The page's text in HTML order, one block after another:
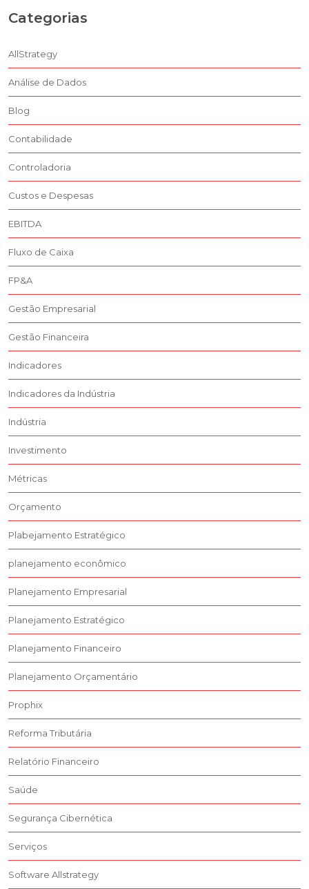
Categorias
AllStrategy
Análise de Dados
Blog
Contabilidade
Controladoria
Custos e Despesas
EBITDA
Fluxo de Caixa
FP&A
Gestão Empresarial
Gestão Financeira
Indicadores
Indicadores da Indústria
Indústria
Investimento
Métricas
Orçamento
Plabejamento Estratégico
planejamento econômico
Planejamento Empresarial
Planejamento Estratégico
Planejamento Financeiro
Planejamento Orçamentário
Prophix
Reforma Tributária
Relatório Financeiro
Saúde
Segurança Cibernética
Serviços
Software Allstrategy